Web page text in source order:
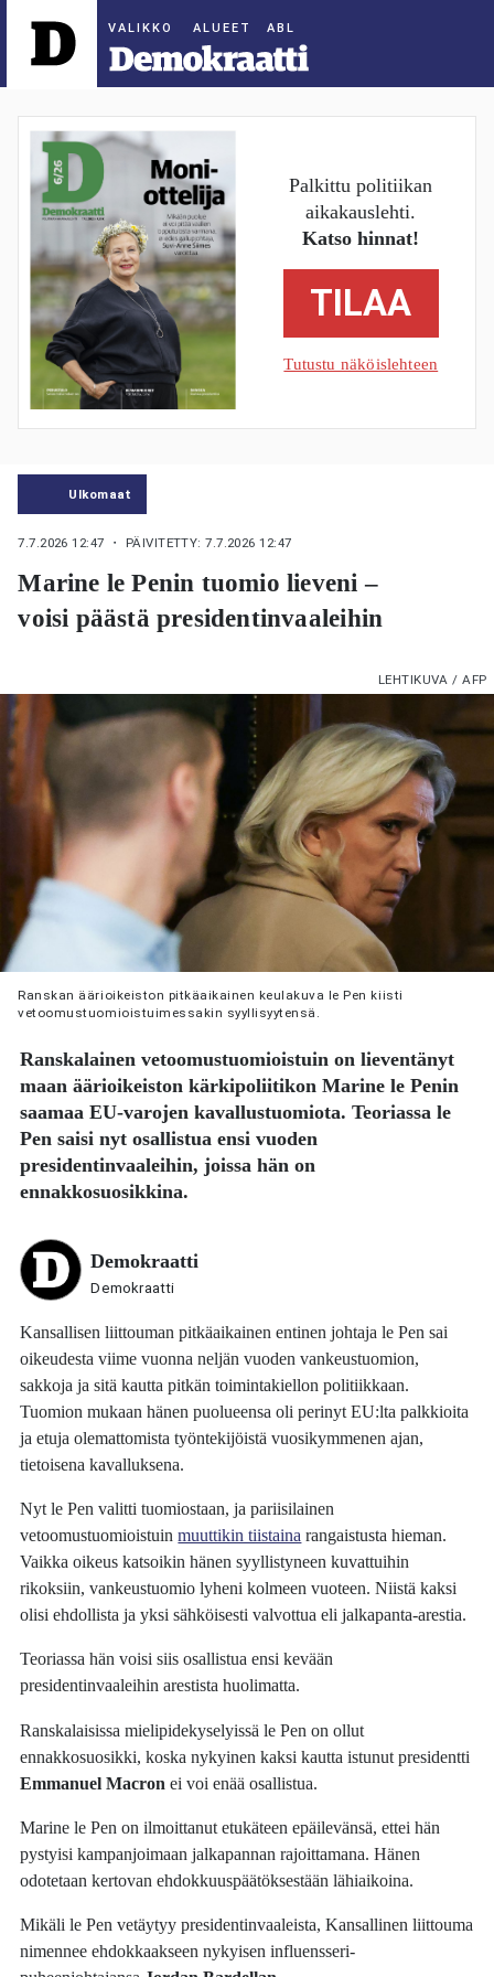
ALUEET
Palkittu politiikan
aikakauslehti.
Katso hinnat!
TILAA
Tutustu näköislehteen
Ulkomaat
7.7.2026 12:47 ・ PÄIVITETTY: 7.7.2026 12:47
Marine le Penin tuomio lieveni –
voisi päästä presidentinvaaleihin
LEHTIKUVA / AFP
Ranskan äärioikeiston pitkäaikainen keulakuva le Pen kiisti
vetoomustuomioistuimessakin syyllisyytensä.
Ranskalainen vetoomustuomioistuin on lieventänyt
maan äärioikeiston kärkipoliitikonMarine le Penin
saamaa EU-varojen kavallustuomiota. Teoriassa le
Pen saisi nyt osallistua ensi vuoden
presidentinvaaleihin, joissa hän on
ennakkosuosikkina.
Demokraatti
Demokraatti
Kansallisen liittouman pitkäaikainen entinen johtaja le Pen sai
oikeudesta viime vuonna neljän vuoden vankeustuomion,
sakkoja ja sitä kautta pitkän toimintakiellon politiikkaan.
Tuomion mukaan hänen puolueensa oli perinyt EU:lta palkkioita
ja etuja olemattomista työntekijöistä vuosikymmenen ajan,
tietoisena kavalluksena.
Nyt le Pen valitti tuomiostaan, ja pariisilainen
vetoomustuomioistuinmuuttikin tiistaina rangaistusta hieman.
Vaikka oikeus katsoikin hänen syyllistyneen kuvattuihin
rikoksiin, vankeustuomio lyheni kolmeen vuoteen. Niistä kaksi
olisi ehdollista ja yksi sähköisesti valvottua eli jalkapanta-arestia.
Teoriassa hän voisi siis osallistua ensi kevään
presidentinvaaleihin arestista huolimatta.
Ranskalaisissa mielipidekyselyissä le Pen on ollut
ennakkosuosikki, koska nykyinen kaksi kautta istunut presidentti
Emmanuel Macron ei voi enää osallistua.
Marine le Pen on ilmoittanut etukäteen epäilevänsä, ettei hän
pystyisi kampanjoimaan jalkapannan rajoittamana. Hänen
odotetaan kertovan ehdokkuuspäätöksestään lähiaikoina.
Mikäli le Pen vetäytyy presidentinvaaleista, Kansallinen liittouma
nimennee ehdokkaakseen nykyisen influensseri-